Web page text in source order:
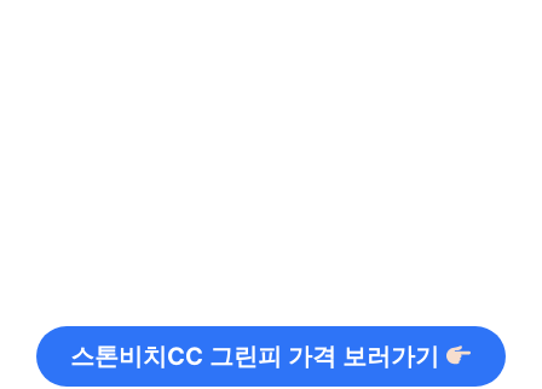
스톤비치CC 그린피 가격 보러가기